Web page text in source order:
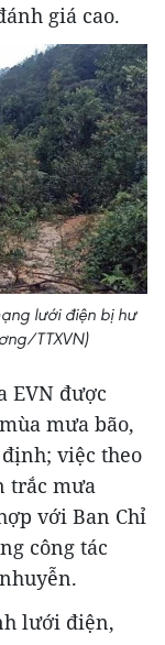
giá cao.
lưới điện bị hư
TTXVN)
EVN được
mưa bão,
việc theo
trắc mưa
với Ban Chỉ
công tác
lưới điện,